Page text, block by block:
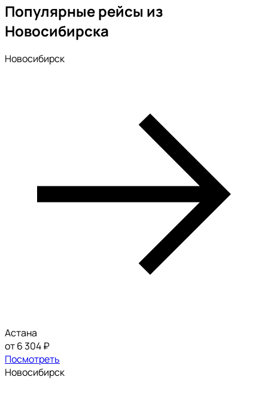
Популярные рейсы из
Новосибирска
Новосибирск
Астана
от 6 304 ₽
Посмотреть
Новосибирск